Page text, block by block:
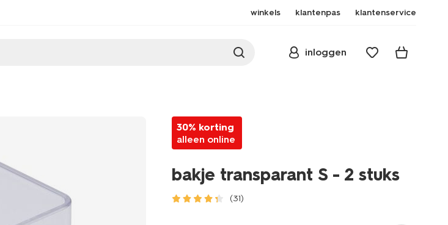
winkels klantenpas klantenservice
inloggen
30% korting
alleen online
bakje transparant S - 2 stuks
(31)